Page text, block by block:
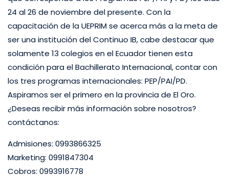
24 al 26 de noviembre del presente. Con la
capacitación de la UEPRIM se acerca más a la meta de
ser una institución del Continuo IB, cabe destacar que
solamente 13 colegios en el Ecuador tienen esta
condición para el Bachillerato Internacional, contar con
los tres programas internacionales: PEP/PAI/PD.
Aspiramos ser el primero en la provincia de El Oro.
¿Deseas recibir más información sobre nosotros?
contáctanos:
Admisiones: 0993866325
Marketing: 0991847304
Cobros: 0993916778